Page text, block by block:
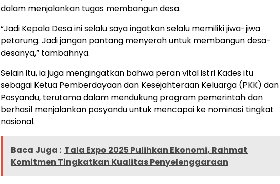
dalam menjalankan tugas membangun desa.
“Jadi Kepala Desa ini selalu saya ingatkan selalu memiliki jiwa-jiwa
petarung. Jadi jangan pantang menyerah untuk membangun desa-
desanya,” tambahnya.
Selain itu, ia juga mengingatkan bahwa peran vital istri Kades itu
sebagai Ketua Pemberdayaan dan Kesejahteraan Keluarga (PKK) dan
Posyandu, terutama dalam mendukung program pemerintah dan
berhasil menjalankan posyandu untuk mencapai ke nominasi tingkat
nasional.
Baca Juga : Tala Expo 2025 Pulihkan Ekonomi, Rahmat
Komitmen Tingkatkan Kualitas Penyelenggaraan